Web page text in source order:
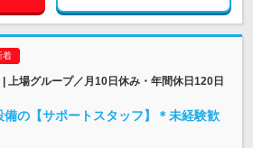
上場グループ／月10日休み・年間休日120日
備の【サポートスタッフ】＊未経験歓